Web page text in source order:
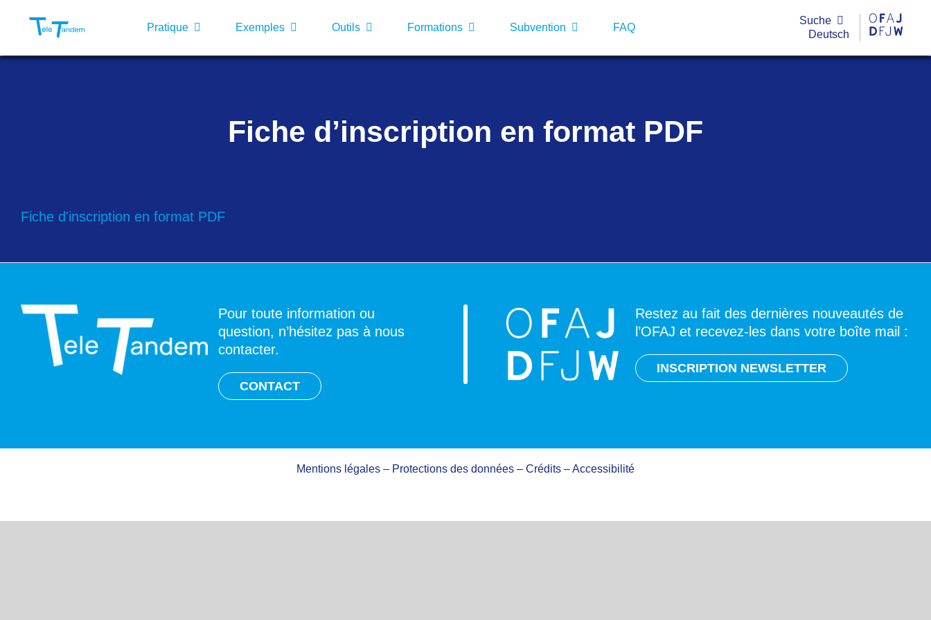
Pratique Exemples Outils Formations Subvention FAQ
Suche
Deutsch
Fiche d’inscription en format PDF
Fiche d'inscription en format PDF
Pour toute information ou
question, n’hésitez pas à nous
contacter.
CONTACT
Restez au fait des dernières nouveautés de
l’OFAJ et recevez-les dans votre boîte mail :
INSCRIPTION NEWSLETTER
Mentions légales – Protections des données – Crédits –Accessibilité